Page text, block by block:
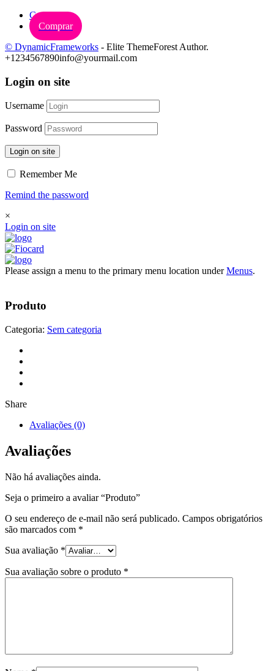
Carrinho
Comprar
© DynamicFrameworks - Elite ThemeForest Author.
+1234567890info@yourmail.com
Login on site
Username
Password
Login on site
Remember Me
Remind the password
×
Login on site
Please assign a menu to the primary menu location underMenus.
Produto
Categoria: Sem categoria
Share
Avaliações (0)
Avaliações
Não há avaliações ainda.
Seja o primeiro a avaliar “Produto”
O seu endereço de e-mail não será publicado. Campos obrigatórios
são marcados com *
Sua avaliação *
Sua avaliação sobre o produto *